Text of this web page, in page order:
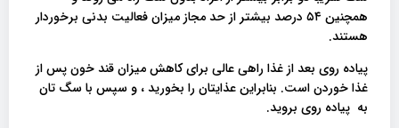
همچنین ۵۴ درصد بیشتر از حد مجاز میزان فعالیت بدنی برخوردار
هستند.
پیاده روی بعد از غذا راهی عالی برای کاهش میزان قند خون پس از
غذا خوردن است. بنابراین عذایتان را بخورید ، و سپس با سگ تان
به پیاده روی بروید.